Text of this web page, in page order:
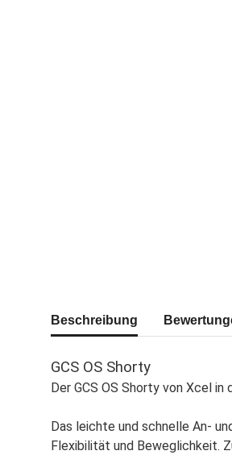
Beschreibung
GCS OS Shorty
Der GCS OS Shorty von Xcel
Das leichte und schnelle An-
Flexibilität und Beweglichkeit.